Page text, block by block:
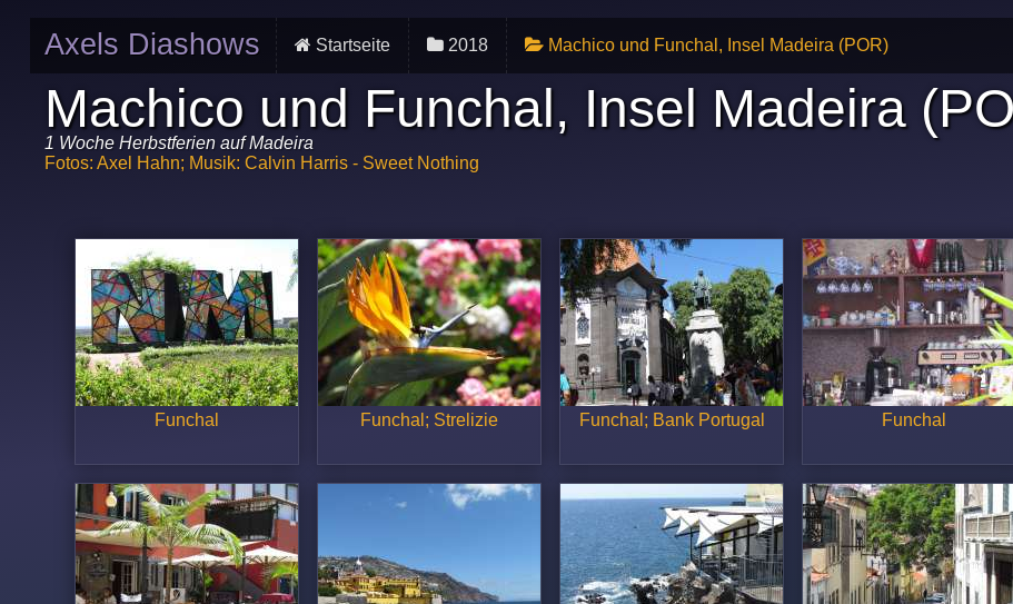
Axels Diashows Startseite 2018 Machico und Funchal, Insel Madeira (POR)
Machico und Funchal, Insel Madeira
1 Woche Herbstferien auf Madeira
Fotos: Axel Hahn; Musik: Calvin Harris - Sweet Nothing
Funchal Funchal; Strelizie Funchal; Bank Portugal Funchal